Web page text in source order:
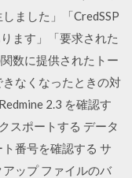
ました」「CredSSP
ます」「要求された
数に提供されたトー
なくなったときの対
2.3 を確認す
スポートする データ
番号を確認する サ
ップ ファイルのバ